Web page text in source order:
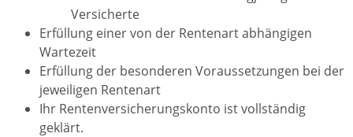
Versicherte
Erfüllung einer von der Rentenart abhängigen
Wartezeit
Erfüllung der besonderen Voraussetzungen bei der
jeweiligen Rentenart
Ihr Rentenversicherungskonto ist vollständig
geklärt.